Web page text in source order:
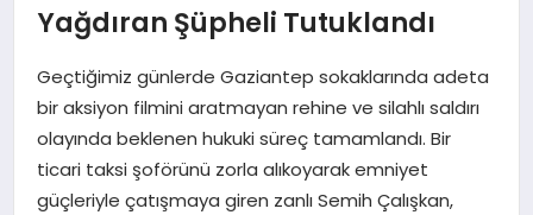
MAGAZIN
Yağdıran Şüpheli Tutuklandı
Geçtiğimiz günlerde Gaziantep sokaklarında adeta
bir aksiyon filmini aratmayan rehine ve silahlı saldırı
olayında beklenen hukuki süreç tamamlandı. Bir
ticari taksi şoförünü zorla alıkoyarak emniyet
güçleriyle çatışmaya giren zanlı Semih Çalışkan,